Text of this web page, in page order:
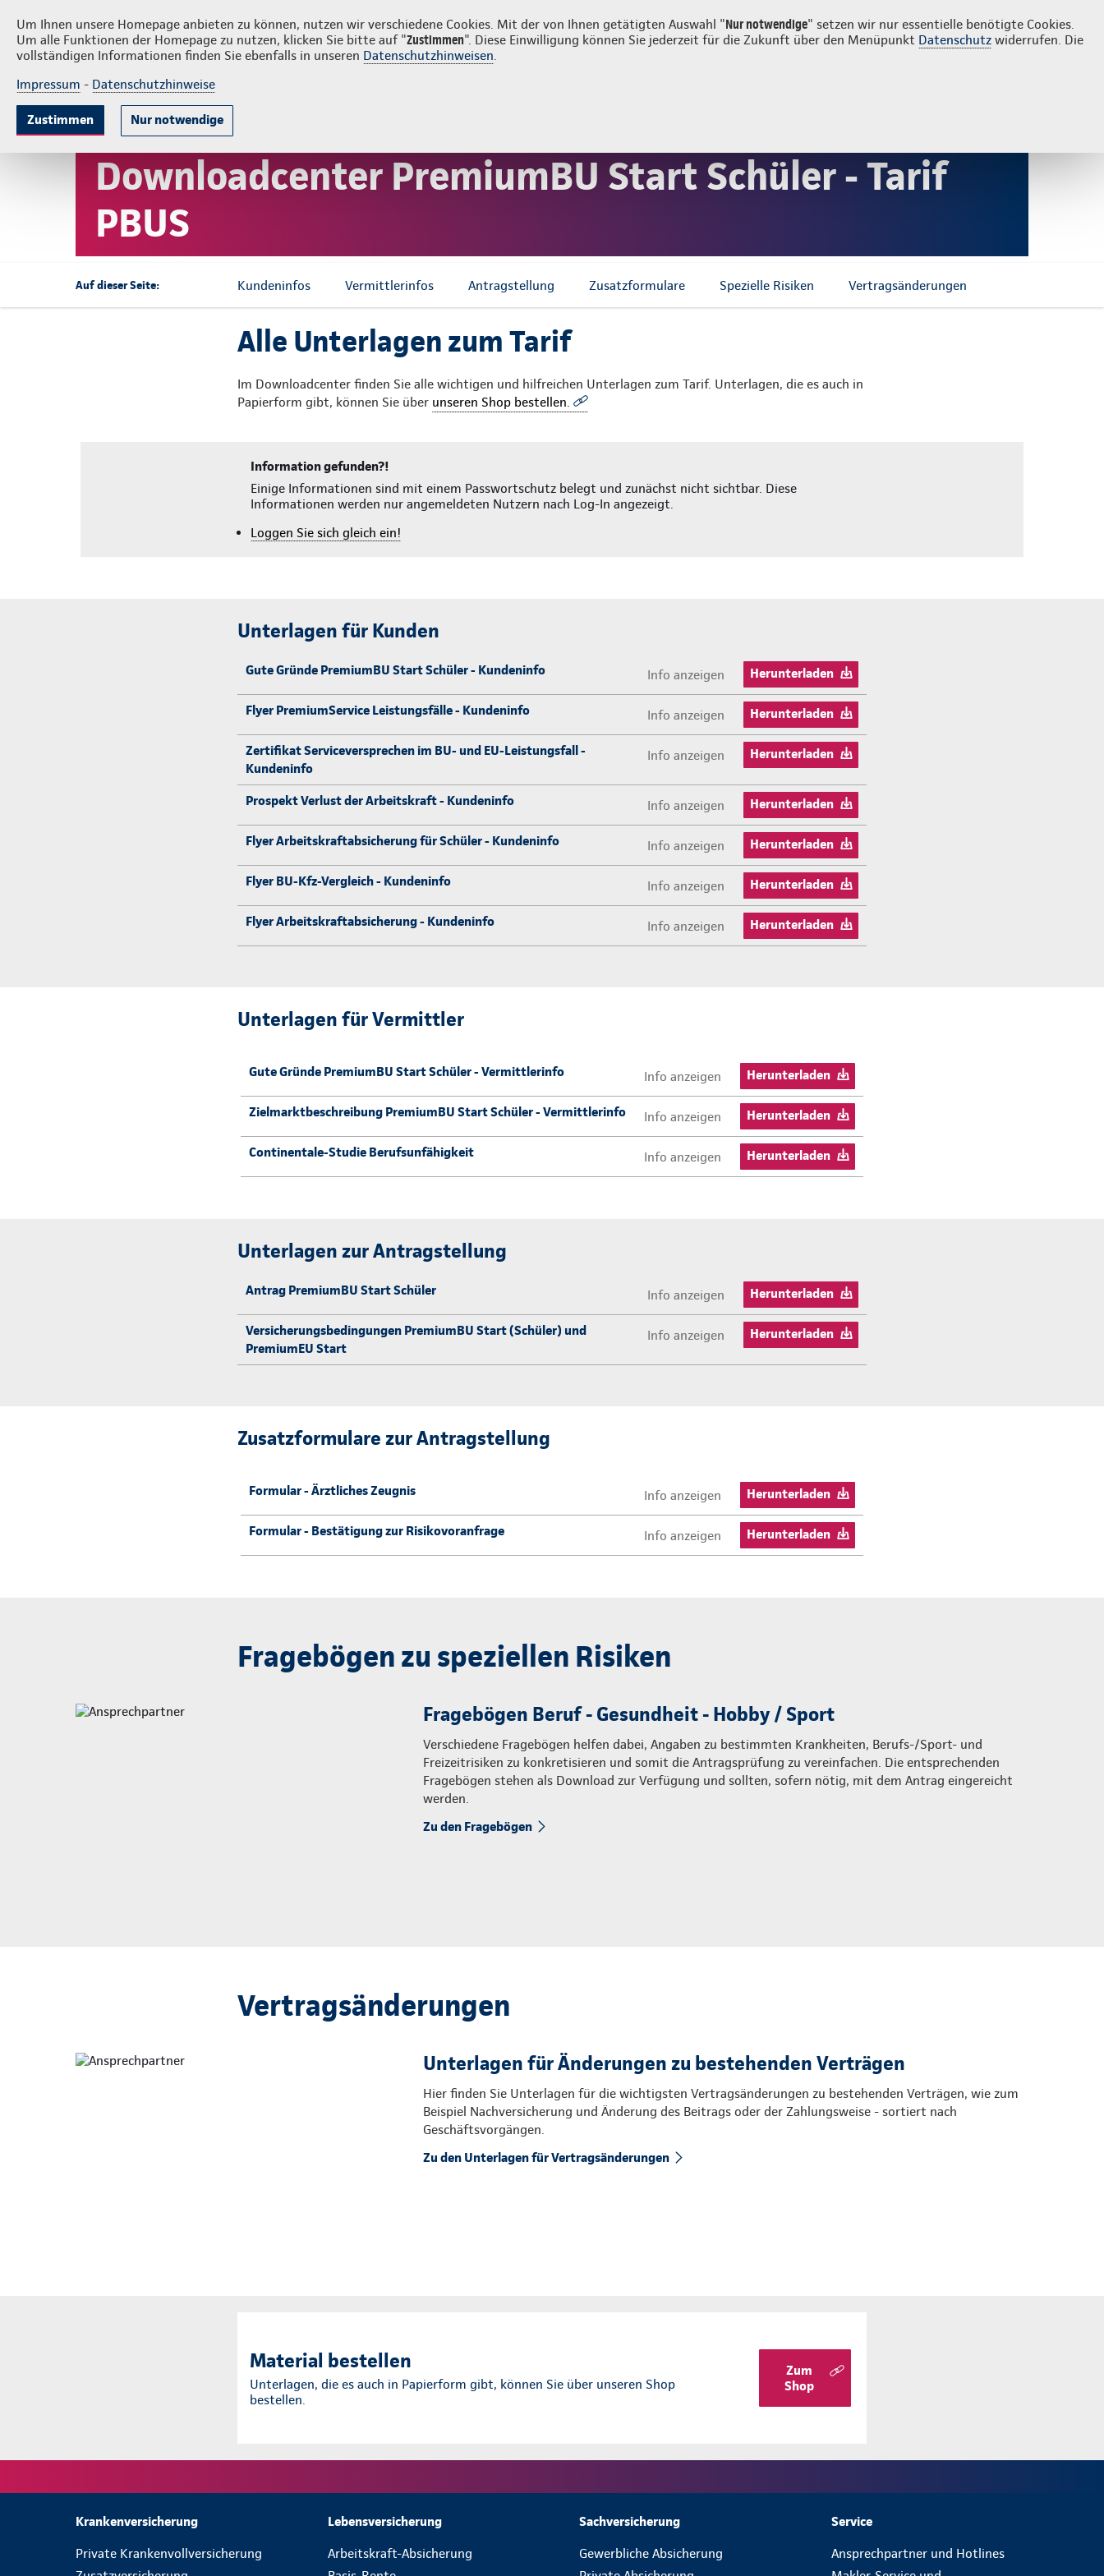
Um Ihnen unsere Homepage anbieten zu können, nutzen wir verschiedene Cookies. Mit der von Ihnen getätigten Auswahl "Nur notwendige" setzen wir nur essentielle benötigte Cookies.
Um alle Funktionen der Homepage zu nutzen, klicken Sie bitte auf "Zustimmen". Diese Einwilligung können Sie jederzeit für die Zukunft über den Menüpunkt Datenschutz widerrufen. Die
vollständigen Informationen finden Sie ebenfalls in unseren Datenschutzhinweisen.
Impressum - Datenschutzhinweise
Zustimmen Nur notwendige
Suche Login
Krankenversicherung
Veranstaltungen Rechner Maklerpost
Lebensversicherung
Downloadcenter PremiumBU Start Schüler - Tarif
PBUS
Auf dieser Seite: Kundeninfos Vermittlerinfos Antragstellung Zusatzformulare Spezielle Risiken Vertragsänderungen
Alle Unterlagen zum Tarif
Im Downloadcenter finden Sie alle wichtigen und hilfreichen Unterlagen zum Tarif. Unterlagen, die es auch in
Papierform gibt, können Sie über unseren Shop bestellen.
Information gefunden?!
Einige Informationen sind mit einem Passwortschutz belegt und zunächst nicht sichtbar. Diese
Informationen werden nur angemeldeten Nutzern nach Log-In angezeigt.
Loggen Sie sich gleich ein!
Unterlagen für Kunden
Gute Gründe PremiumBU Start Schüler - Kundeninfo Info anzeigen Herunterladen
Flyer PremiumService Leistungsfälle - Kundeninfo Info anzeigen Herunterladen
Zertifikat Serviceversprechen im BU- und EU-Leistungsfall -
Kundeninfo
Info anzeigen Herunterladen
Prospekt Verlust der Arbeitskraft - Kundeninfo Info anzeigen Herunterladen
Flyer Arbeitskraftabsicherung für Schüler - Kundeninfo Info anzeigen Herunterladen
Flyer BU-Kfz-Vergleich - Kundeninfo Info anzeigen Herunterladen
Flyer Arbeitskraftabsicherung - Kundeninfo Info anzeigen Herunterladen
Unterlagen für Vermittler
Gute Gründe PremiumBU Start Schüler - Vermittlerinfo Info anzeigen Herunterladen
Zielmarktbeschreibung PremiumBU Start Schüler - Vermittlerinfo Info anzeigen Herunterladen
Continentale-Studie Berufsunfähigkeit Info anzeigen Herunterladen
Unterlagen zur Antragstellung
Antrag PremiumBU Start Schüler Info anzeigen Herunterladen
Versicherungsbedingungen PremiumBU Start (Schüler) und
PremiumEU Start
Info anzeigen Herunterladen
Zusatzformulare zur Antragstellung
Formular - Ärztliches Zeugnis Info anzeigen Herunterladen
Formular - Bestätigung zur Risikovoranfrage Info anzeigen Herunterladen
Fragebögen zu speziellen Risiken
Fragebögen Beruf - Gesundheit - Hobby / Sport
Verschiedene Fragebögen helfen dabei, Angaben zu bestimmten Krankheiten, Berufs-/Sport- und
Freizeitrisiken zu konkretisieren und somit die Antragsprüfung zu vereinfachen. Die entsprechenden
Fragebögen stehen als Download zur Verfügung und sollten, sofern nötig, mit dem Antrag eingereicht
werden.
Zu den Fragebögen
Vertragsänderungen
Unterlagen für Änderungen zu bestehenden Verträgen
Hier finden Sie Unterlagen für die wichtigsten Vertragsänderungen zu bestehenden Verträgen, wie zum
Beispiel Nachversicherung und Änderung des Beitrags oder der Zahlungsweise - sortiert nach
Geschäftsvorgängen.
Zu den Unterlagen für Vertragsänderungen
Material bestellen
Unterlagen, die es auch in Papierform gibt, können Sie über unseren Shop
bestellen.
Zum
Shop
Krankenversicherung
Private Krankenvollversicherung
Lebensversicherung
Arbeitskraft-Absicherung
Sachversicherung
Gewerbliche Absicherung
Service
Ansprechpartner und Hotlines